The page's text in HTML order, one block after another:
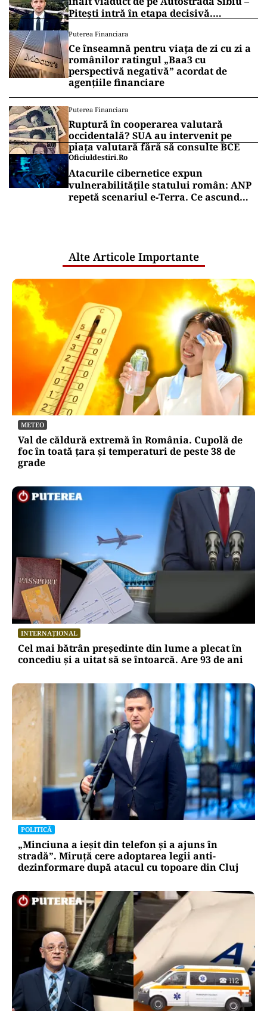
Pitești intră în etapa decisivă.
anunță unde s-a ajuns cu lucrările
(VIDEO)
Puterea Financiara
Ce înseamnă pentru viața de zi cu zi a
românilor ratingul „Baa3 cu
perspectivă negativă” acordat de
agențiile financiare
Puterea Financiara
Ruptură în cooperarea valutară
occidentală? SUA au intervenit pe
piața valutară fără să consulte BCE
Oficiuldestiri.ro
Atacurile cibernetice expun
vulnerabilitățile statului român: ANP
repetă scenariul e‑Terra. Ce ascund
Alte Articole Importante
METEO
Val de căldură extremă în România. Cupolă de
foc în toată țara și temperaturi de peste 38 de
grade
INTERNAȚIONAL
Cel mai bătrân președinte din lume a plecat în
concediu și a uitat să se întoarcă. Are 93 de ani
POLITICĂ
„Minciuna a ieșit din telefon și a ajuns în
stradă”. Miruță cere adoptarea legii anti-
dezinformare după atacul cu topoare din Cluj